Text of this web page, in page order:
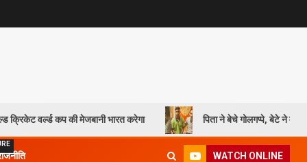
कप की मेजबानी भारत करेगा पिता ने बेचे गोलगप्पे, बेटे ने मेहनत के दम पर
WATCH ONLINE